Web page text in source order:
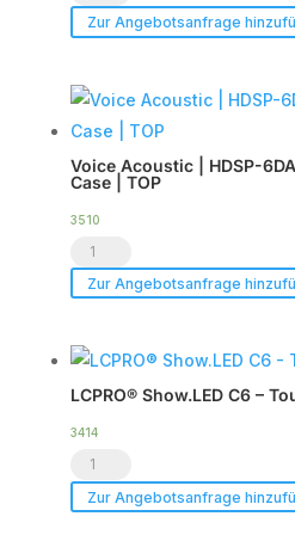
CXN-
Menge
CXN-
Menge
Zur Angebotsanfrage
Voice Acoustic | HDSP-
Case | TOP
3510
Voice
Acoustic
HDSP-
6DA
|
DSP
Endstufe
Zur Angebotsanfrage
LCPRO® Show.LED C6 –
3414
LCPRO®
Show.LED
Zur Angebotsanfrage